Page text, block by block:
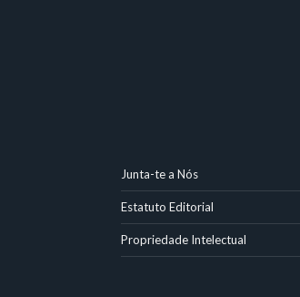
Junta-te a Nós
Estatuto Editorial
Propriedade Intelectual